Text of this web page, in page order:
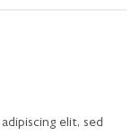
elit, sed